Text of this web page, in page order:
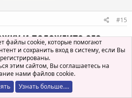
#15
и подожгите его.
есть его нельзя ни в коем
которые часто
о креветках, шоколаде, рисе. О
раз поговорим.
файлы cookie, которые помогают
и сохранить вход в систему, если Вы
этим сайтом, Вы соглашаетесь на
нами файлов cookie.
Узнать больше.…